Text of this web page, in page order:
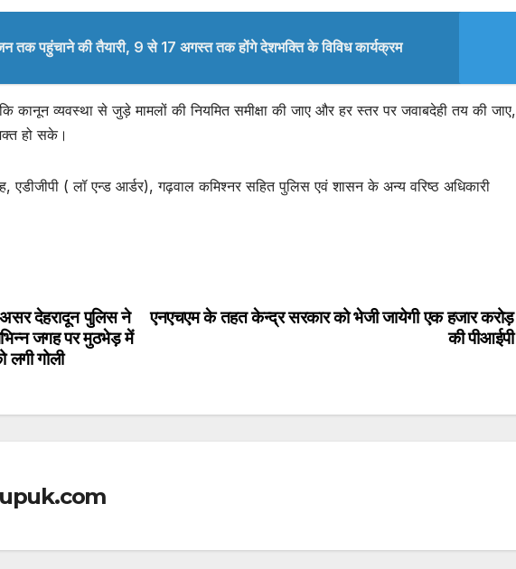
तक पहुंचाने की तैयारी, 9 से 17 अगस्त तक होंगे देशभक्ति के विविध कार्यक्रम
कि कानून व्यवस्था से जुड़े मामलों की नियमित समीक्षा की जाए और हर स्तर पर जवाबदेही तय की जाए,
हो सके।
( लॉ एन्ड आर्डर), गढ़वाल कमिश्नर सहित पुलिस एवं शासन के अन्य वरिष्ठ अधिकारी
एनएचएम के तहत केन्द्र सरकार को भेजी जायेगी एक हजार करोड़
की पीआईपी
देहरादून पुलिस ने
जगह पर मुठभेड़ में
लगी गोली